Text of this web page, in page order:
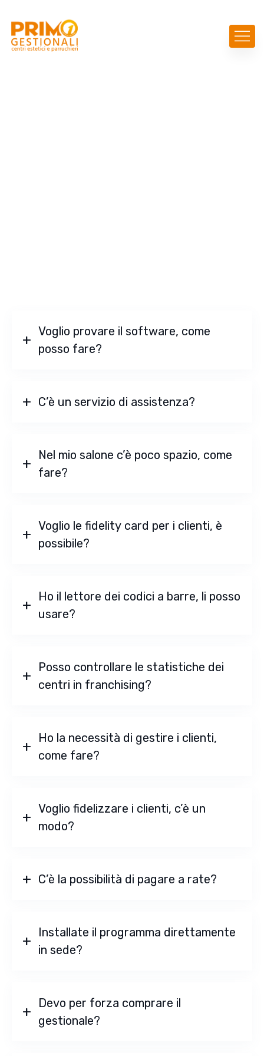
Voglio provare il software, come
posso fare?
C’è un servizio di assistenza?
Nel mio salone c’è poco spazio, come
fare?
Voglio le fidelity card per i clienti, è
possibile?
Ho il lettore dei codici a barre, li posso
usare?
Posso controllare le statistiche dei
centri in franchising?
Ho la necessità di gestire i clienti,
come fare?
Voglio fidelizzare i clienti, c’è un
modo?
C’è la possibilità di pagare a rate?
Installate il programma direttamente
in sede?
Devo per forza comprare il
gestionale?